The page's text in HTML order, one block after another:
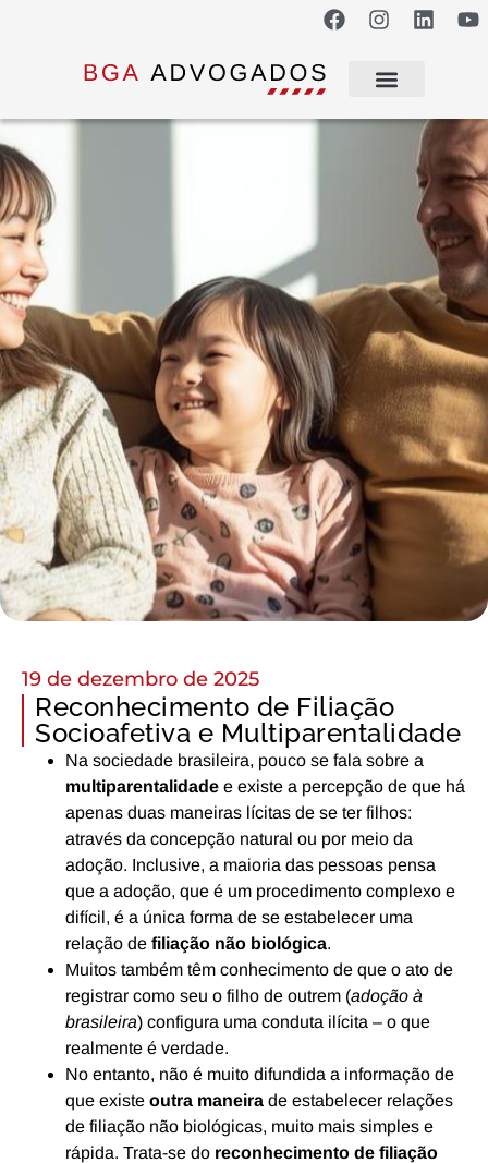
19 de dezembro de 2025
Reconhecimento de Filiação
Socioafetiva e Multiparentalidade
Na sociedade brasileira, pouco se fala sobre a
multiparentalidade e existe a percepção de que há
apenas duas maneiras lícitas de se ter filhos:
através da concepção natural ou por meio da
adoção. Inclusive, a maioria das pessoas pensa
que a adoção, que é um procedimento complexo e
difícil, é a única forma de se estabelecer uma
relação de filiação não biológica.
Muitos também têm conhecimento de que o ato de
registrar como seu o filho de outrem (adoção à
brasileira) configura uma conduta ilícita – o que
realmente é verdade.
No entanto, não é muito difundida a informação de
que existe outra maneira de estabelecer relações
de filiação não biológicas, muito mais simples e
rápida. Trata-se do reconhecimento de filiação